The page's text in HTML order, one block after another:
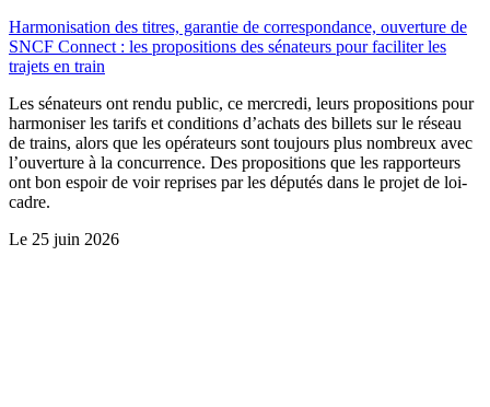
Harmonisation des titres, garantie de correspondance, ouverture de
SNCF Connect : les propositions des sénateurs pour faciliter les
trajets en train
Les sénateurs ont rendu public, ce mercredi, leurs propositions pour
harmoniser les tarifs et conditions d’achats des billets sur le réseau
de trains, alors que les opérateurs sont toujours plus nombreux avec
l’ouverture à la concurrence. Des propositions que les rapporteurs
ont bon espoir de voir reprises par les députés dans le projet de loi-
cadre.
Le 25 juin 2026